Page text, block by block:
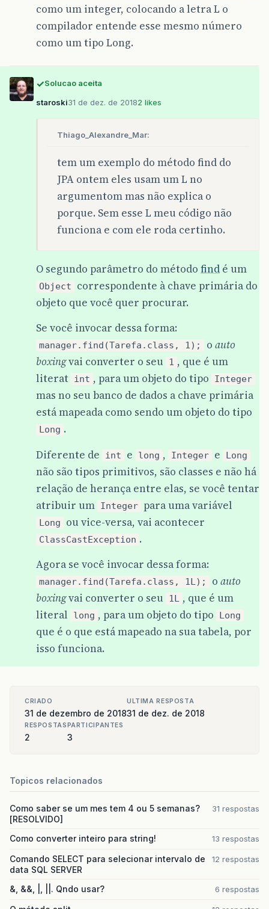
como um integer, colocando a letra L o
compilador entende esse mesmo número
como um tipo Long.
Solucao aceita
staroski31 de dez. de 20182 likes
Thiago_Alexandre_Mar:
tem um exemplo do método find do
JPA ontem eles usam um L no
argumentom mas não explica o
porque. Sem esse L meu código não
funciona e com ele roda certinho.
O segundo parâmetro do método find é um
Object
correspondente à chave primária do
objeto que você quer procurar.
Se você invocar dessa forma:
manager.find(Tarefa.class, 1); o auto
boxingvai converter o seu 1 , que é um
literat int , para um objeto do tipo Integer
mas no seu banco de dados a chave primária
está mapeada como sendo um objeto do tipo
Long .
Diferente de
int e long , Integer e Long
não são tipos primitivos, são classes e não há
relação de herança entre elas, se você tentar
atribuir um Integer para uma variável
Long ou vice-versa, vai acontecer
ClassCastException .
Agora se você invocar dessa forma:
manager.find(Tarefa.class, 1L); o auto
boxingvai converter o seu 1L , que é um
literal
long , para um objeto do tipo Long
que é o que está mapeado na sua tabela, por
isso funciona.
CRIADO
31 de dezembro de 2018
ULTIMA RESPOSTA
31 de dez. de 2018
RESPOSTAS
2
PARTICIPANTES
3
Topicos relacionados
Como saber se um mes tem 4 ou 5 semanas?
[RESOLVIDO]
31 respostas
Como converter inteiro para string! 13 respostas
Comando SELECT para selecionar intervalo de
data SQL SERVER
12 respostas
&, &&, |, ||. Qndo usar? 6 respostas